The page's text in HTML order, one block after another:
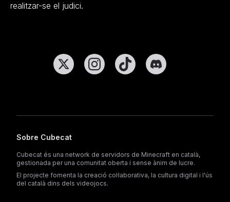
realitzar-se el judici.
Sobre Cubecat
Cubecat és una network de servidors de Minecraft en català,
gestionada per una comunitat oberta i sense ànim de lucre.
El projecte fomenta la creació col·laborativa, la cultura digital i l'ús
del català dins dels videojocs.